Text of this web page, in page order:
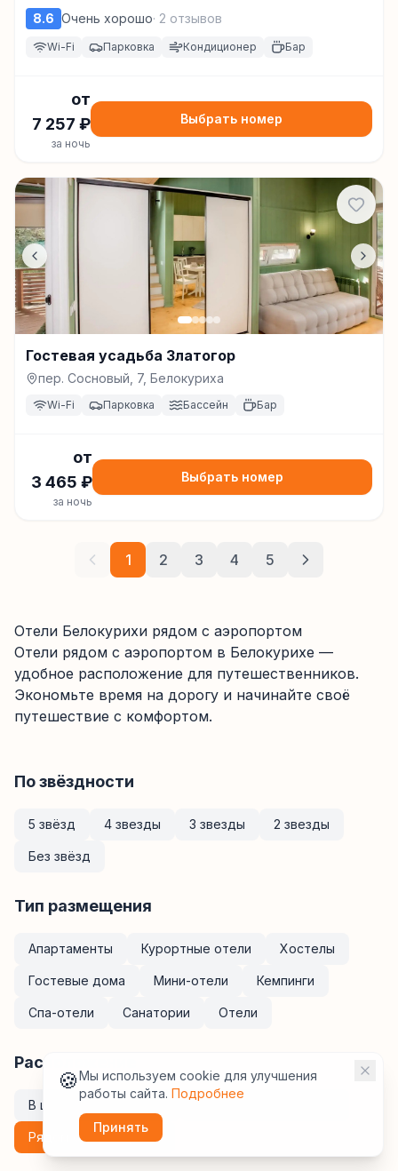
8.6 Очень хорошо· 2 отзывов
Wi-Fi Парковка Кондиционер Бар
от
7 257 ₽
за ночь
Выбрать номер
Гостевая усадьба Златогор
пер. Сосновый, 7, Белокуриха
Wi-Fi Парковка Бассейн Бар
от
3 465 ₽
за ночь
Выбрать номер
1 2 3 4 5
Отели Белокурихи рядом с аэропортом
Отели рядом с аэропортом в Белокурихе —
удобное расположение для путешественников.
Экономьте время на дорогу и начинайте своё
путешествие с комфортом.
По звёздности
5 звёзд 4 звезды 3 звезды 2 звезды
Без звёзд
Тип размещения
Апартаменты Курортные отели Хостелы
Гостевые дома Мини-отели Кемпинги
Спа-отели Санатории Отели
Расположение
В центре Рядом с ж/д вокзалом
Рядом с аэропортом
🍪Мы используем cookie для улучшения
работы сайта. Подробнее
Принять